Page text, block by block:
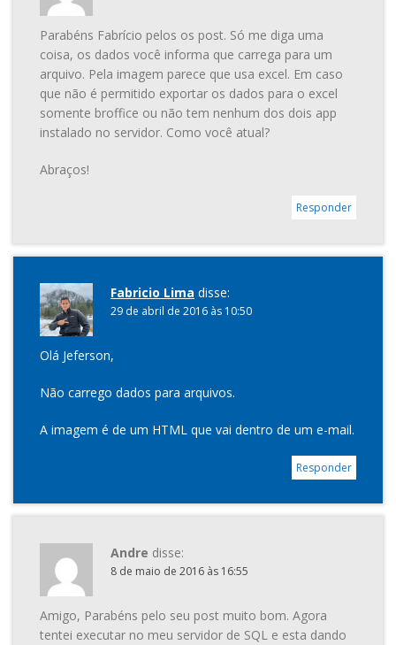
Parabéns Fabrício pelos os post. Só me diga uma
coisa, os dados você informa que carrega para um
arquivo. Pela imagem parece que usa excel. Em caso
que não é permitido exportar os dados para o excel
somente broffice ou não tem nenhum dos dois app
instalado no servidor. Como você atual?
Abraços!
Responder
Fabricio Lima disse:
29 de abril de 2016 às 10:50
Olá Jeferson,
Não carrego dados para arquivos.
A imagem é de um HTML que vai dentro de um e-mail.
Responder
Andre disse:
8 de maio de 2016 às 16:55
Amigo, Parabéns pelo seu post muito bom. Agora
tentei executar no meu servidor de SQL e esta dando